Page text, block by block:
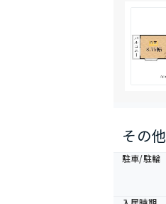
その他
駐車/駐輪